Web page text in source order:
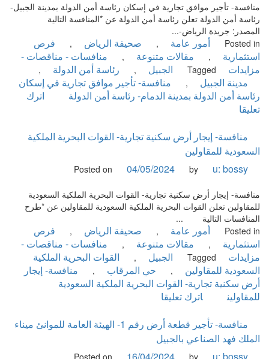
بقالة
حي
الشاطئ
داخل
قاعدة
الملك
عبدالعزيز
البحرية
بالجبيل-
القوات
البحرية
الملكية
السعودية
منافسة- تأجير موافق تجارية في إسكان رئاسة أمن الدولة بمدينة الجبيل-
رئاسة أمن الدولة تعلن رئاسة أمن الدولة عن *المنافسة التالية
المصدر: جريدة الرياض-...
Posted in
أمور عامة , صحيفة الرياض ,
فرص
استثمارية
, مقالات متنوعة ,
منافسات - مناقصات -
مزايدات
Tagged الجبيل , رئاسة أمن الدولة ,
مدينة الجبيل ,
منافسة- تأجير موافق تجارية في إسكان
رئاسة أمن الدولة بمدينة الدمام- رئاسة أمن الدولة
اترك
تعليقا
تأجير
مرافق
تجارية
في
رئاسة
أمن
الدولة
بمدينة
الجبيل-
رئاسة
أمن
الدولة
منافسة- إيجار أرض سكنية تجارية- القوات البحرية الملكية
السعودية للمقاولين
Posted on 04/05/2024 by u: bossy
منافسة- إيجار أرض سكنية تجارية- القوات البحرية الملكية السعودية
للمقاولين تعلن القوات البحرية الملكية السعودية للمقاولين عن *طرح
المنافسات التالية ...
Posted in
أمور عامة , صحيفة الرياض ,
فرص
استثمارية
, مقالات متنوعة ,
منافسات - مناقصات -
مزايدات
Tagged الجبيل ,
القوات البحرية الملكية
السعودية للمقاولين
, حي المرقاب ,
منافسة- إيجار
أرض سكنية تجارية- القوات البحرية الملكية السعودية
للمقاولين
اترك تعليقا
إيجار
أرض
سكنية
منافسة- تأجير قطعة أرض رقم 1- الهيئة العامة للموانئ ميناء
الملك فهد الصناعي بالجبيل
Posted on by